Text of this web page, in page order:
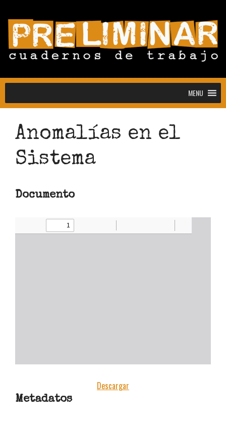
MENU
Cuadernos de Trabajo: colección
estudiantes y docentes
MENU
Anomalías en el
Sistema
Documento
Descargar
Metadatos